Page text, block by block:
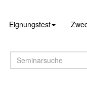
Eignungstest